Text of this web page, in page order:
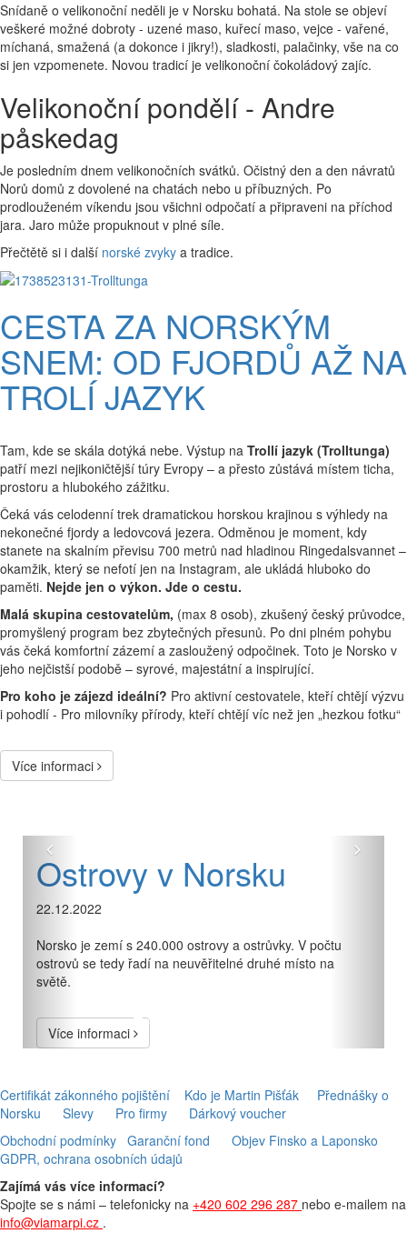
Snídaně o velikonoční neděli je v Norsku bohatá. Na stole se objeví
veškeré možné dobroty - uzené maso, kuřecí maso, vejce - vařené,
míchaná, smažená (a dokonce i jikry!), sladkosti, palačinky, vše na co
si jen vzpomenete. Novou tradicí je velikonoční čokoládový zajíc.
Velikonoční pondělí - Andre
påskedag
Je posledním dnem velikonočních svátků. Očistný den a den návratů
Norů domů z dovolené na chatách nebo u příbuzných. Po
prodlouženém víkendu jsou všichni odpočatí a připraveni na příchod
jara. Jaro může propuknout v plné síle.
Přečtětě si i další norské zvyky a tradice.
CESTA ZA NORSKÝM
SNEM: OD FJORDŮ AŽ NA
TROLÍ JAZYK
Tam, kde se skála dotýká nebe. Výstup na Trollí jazyk (Trolltunga)
patří mezi nejikoničtější túry Evropy – a přesto zůstává místem ticha,
prostoru a hlubokého zážitku.
Čeká vás celodenní trek dramatickou horskou krajinou s výhledy na
nekonečné fjordy a ledovcová jezera. Odměnou je moment, kdy
stanete na skalním převisu 700 metrů nad hladinou Ringedalsvannet –
okamžik, který se nefotí jen na Instagram, ale ukládá hluboko do
paměti. Nejde jen o výkon. Jde o cestu.
Malá skupina cestovatelům, (max 8 osob), zkušený český průvodce,
promyšlený program bez zbytečných přesunů. Po dni plném pohybu
vás čeká komfortní zázemí a zasloužený odpočinek. Toto je Norsko v
jeho nejčistší podobě – syrové, majestátní a inspirující.
Pro koho je zájezd ideální? Pro aktivní cestovatele, kteří chtějí výzvu
i pohodlí - Pro milovníky přírody, kteří chtějí víc než jen „hezkou fotku“
Více informaci
Ostrovy v Norsku
22.12.2022
Norsko je zemí s 240.000 ostrovy a ostrůvky. V počtu
ostrovů se tedy řadí na neuvěřitelné druhé místo na
Více informaci
Předchozí Další
Certifikát zákonného pojištění Kdo je Martin Pišťák
Přednášky o
Norsku
Slevy Pro firmy
Dárkový voucher
Obchodní podmínky Garanční fond
Objev Finsko a Laponsko
GDPR, ochrana osobních údajů
Zajímá vás více informací?
Spojte se s námi – telefonicky na +420 602 296 287 nebo e-mailem na
info@viamarpi.cz .